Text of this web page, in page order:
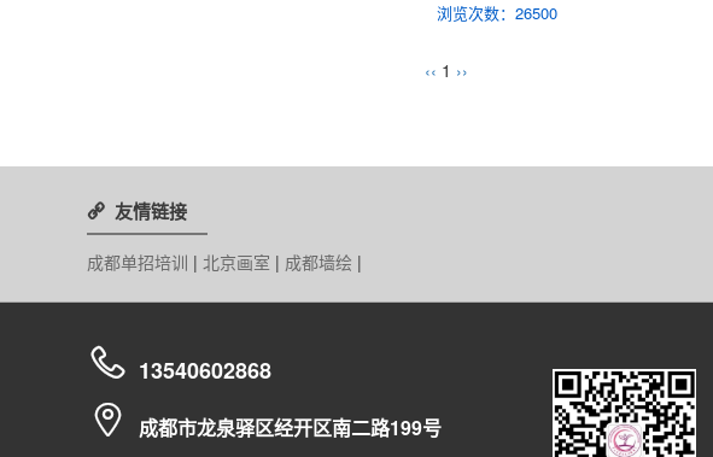
浏览次数：26500
‹‹ 1 ››
 友情链接
成都单招培训 | 北京画室 | 成都墙绘 |
 13540602868
 成都市龙泉驿区经开区南二路199号